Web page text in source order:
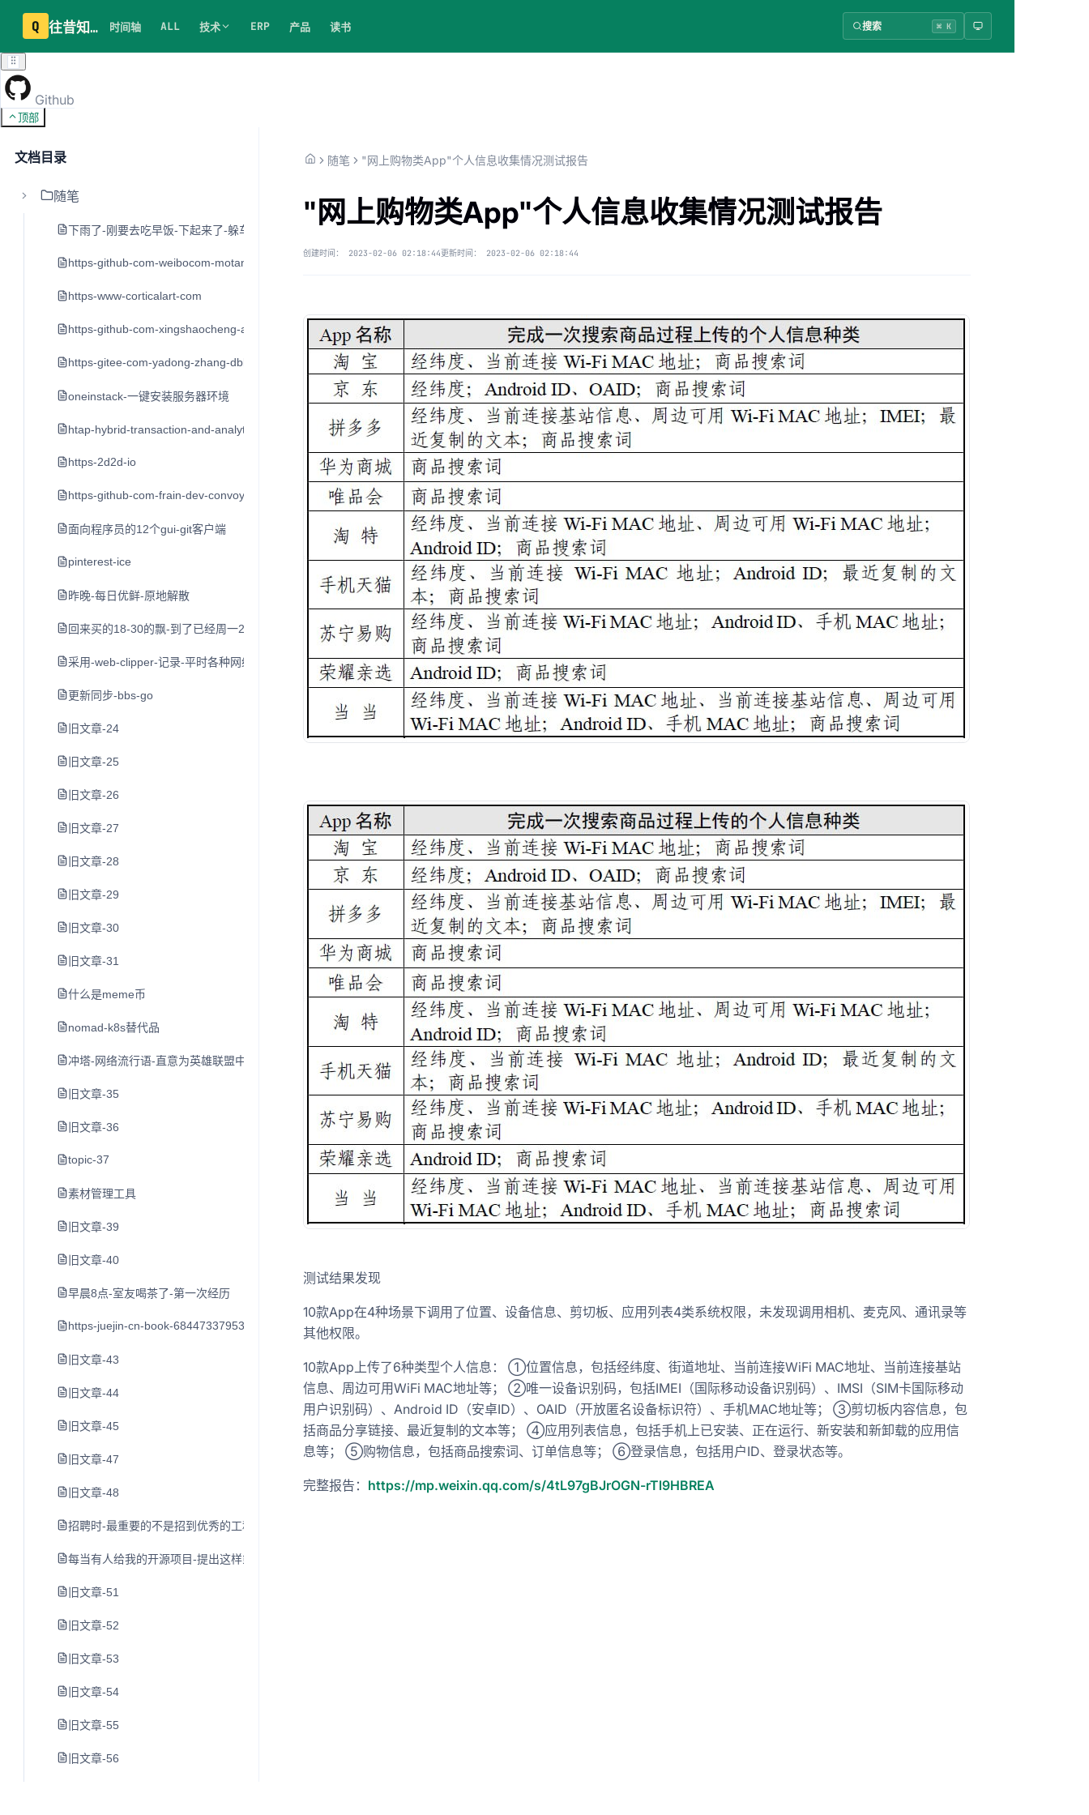
Q 往昔知识库 时间轴 ALL 技术 ERP 产品 读书 搜索 ⌘ K
Github
顶部
文档目录
随笔
下雨了-刚要去吃早饭-下起来了-躲车里20分钟
https-github-com-weibocom-motan
https-www-corticalart-com
https-github-com-xingshaocheng-architect-awesome
https-gitee-com-yadong-zhang-dblog
oneinstack-一键安装服务器环境
htap-hybrid-transaction-and-analytical-processing-混合事务和分析处理
https-2d2d-io
https-github-com-frain-dev-convoy
面向程序员的12个gui-git客户端
pinterest-ice
昨晚-每日优鲜-原地解散
回来买的18-30的飘-到了已经周一2点了-打车到家不到3点
采用-web-clipper-记录-平时各种网络平台的-好文章-值得记录的事件-web网址-图书-电影等
更新同步-bbs-go
旧文章-24
旧文章-25
旧文章-26
旧文章-27
旧文章-28
旧文章-29
旧文章-30
旧文章-31
什么是meme币
nomad-k8s替代品
冲塔-网络流行语-直意为英雄联盟中尚未发育完全就去打防御塔-在网络环境下代指作死
旧文章-35
旧文章-36
topic-37
素材管理工具
旧文章-39
旧文章-40
早晨8点-室友喝茶了-第一次经历
https-juejin-cn-book-6844733795329900551-section-6844733795380232206
旧文章-43
旧文章-44
旧文章-45
旧文章-47
旧文章-48
招聘时-最重要的不是招到优秀的工程师-而是避免招到糟糕的工程师
每当有人给我的开源项目-提出这样或那样的要求-我就给他三个-f-让他自己选一个
旧文章-51
旧文章-52
旧文章-53
旧文章-54
旧文章-55
旧文章-56
随笔 "网上购物类App"个人信息收集情况测试报告
"网上购物类App"个人信息收集情况测试报告
创建时间： 2023-02-06 02:18:44更新时间： 2023-02-06 02:18:44
测试结果发现
10款App在4种场景下调用了位置、设备信息、剪切板、应用列表4类系统权限，未发现调用相机、麦克风、通讯录等
其他权限。
10款App上传了6种类型个人信息： ①位置信息，包括经纬度、街道地址、当前连接WiFi MAC地址、当前连接基站
信息、周边可用WiFi MAC地址等； ②唯一设备识别码，包括IMEI（国际移动设备识别码）、IMSI（SIM卡国际移动
用户识别码）、Android ID（安卓ID）、OAID（开放匿名设备标识符）、手机MAC地址等； ③剪切板内容信息，包
括商品分享链接、最近复制的文本等； ④应用列表信息，包括手机上已安装、正在运行、新安装和新卸载的应用信
息等； ⑤购物信息，包括商品搜索词、订单信息等； ⑥登录信息，包括用户ID、登录状态等。
完整报告： https://mp.weixin.qq.com/s/4tL97gBJrOGN-rTl9HBREA